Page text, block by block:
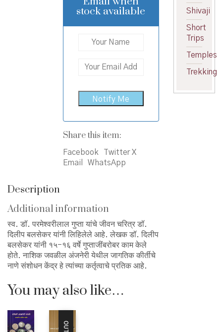
stock available
Share this item:
Facebook
Twitter X
Email
WhatsApp
Description
Additional information
स्व. डॉ. परमेश्वरीलाल गुप्ता यांचे जीवन चरित्र डॉ.
दिलीप बलसेकर यांनी लिहिलेले आहे. लेखक डॉ. दिलीप
बलसेकर यांनी १५-१६ वर्षे गुप्ताजींबरोबर काम केले
होते. नाशिक जवळील अंजनेरी येथील जागतिक कीर्तीचे
नाणे संशोधन केंद्र हे त्यांच्या कर्तृत्वाचे प्रतिक आहे.
You may also like…
Shivaji
Short
Trips
Temples
Trekking